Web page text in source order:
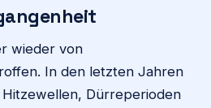
wieder von
In den letzten Jahren
Dürreperioden